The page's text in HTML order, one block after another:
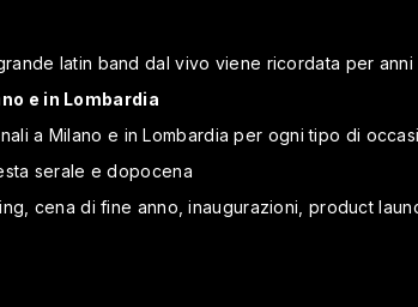
latin band dal vivo viene ricordata per anni
e in Lombardia
a Milano e in Lombardia per ogni tipo di
serale e dopocena
cena di fine anno, inaugurazioni, product